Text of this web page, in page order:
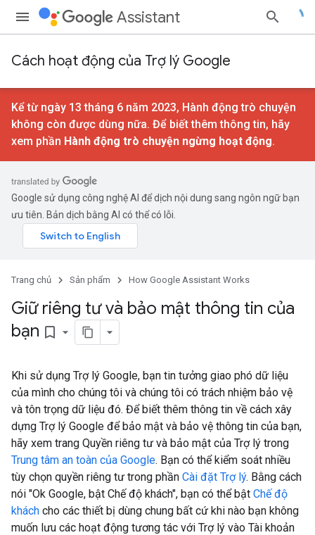
Assistant
Cách hoạt động của Trợ lý Google
Kể từ ngày 13 tháng 6 năm 2023, Hành động trò chuyện
không còn được dùng nữa. Để biết thêm thông tin, hãy
xem phần Hành động trò chuyện ngừng hoạt động.
Google sử dụng công nghệ AI để dịch nội dung sang ngôn ngữ bạn
ưu tiên. Bản dịch bằng AI có thể có lỗi.
Trang chủ Sản phẩm How Google Assistant Works
Giữ riêng tư và bảo mật thông tin của
bạn bookmark_border
Khi sử dụng Trợ lý Google, bạn tin tưởng giao phó dữ liệu
của mình cho chúng tôi và chúng tôi có trách nhiệm bảo vệ
và tôn trọng dữ liệu đó. Để biết thêm thông tin về cách xây
dựng Trợ lý Google để bảo mật và bảo vệ thông tin của bạn,
hãy xem trang Quyền riêng tư và bảo mật của Trợ lý trong
Trung tâm an toàn của Google. Bạn có thể kiểm soát nhiều
tùy chọn quyền riêng tư trong phần Cài đặt Trợ lý. Bằng cách
nói "Ok Google, bật Chế độ khách", bạn có thể bật Chế độ
khách cho các thiết bị dùng chung bất cứ khi nào bạn không
muốn lưu các hoạt động tương tác với Trợ lý vào Tài khoản